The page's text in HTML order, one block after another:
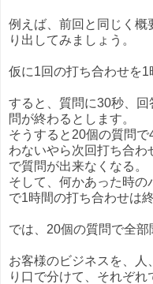
例えば、前回と同じく概
り出してみましょう。
仮に1回の打ち合わせを1
すると、質問に30秒、
問が終わるとします。
そうすると20個の質問
わないやら次回打ち合
で質問が出来なくなる。
そして、何かあった時
で1時間の打ち合わせは終
では、20個の質問で全部
お客様のビジネスを、人
り口で分けて、それぞ